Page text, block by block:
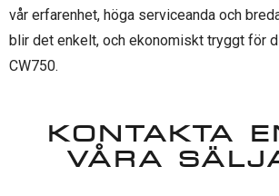
vår erfarenhet, höga serviceanda och
blir det enkelt, och ekonomiskt tryggt för
CW750.
KONTAKTA
VÅRA